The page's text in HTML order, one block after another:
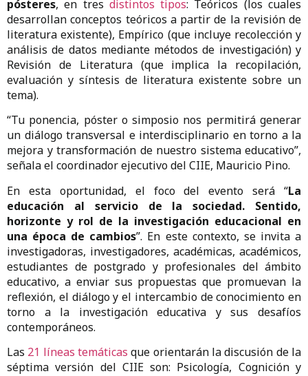
pósteres, en tres distintos tipos: Teóricos (los cuales
desarrollan conceptos teóricos a partir de la revisión de
literatura existente), Empírico (que incluye recolección y
análisis de datos mediante métodos de investigación) y
Revisión de Literatura (que implica la recopilación,
evaluación y síntesis de literatura existente sobre un
tema).
“Tu ponencia, póster o simposio nos permitirá generar
un diálogo transversal e interdisciplinario en torno a la
mejora y transformación de nuestro sistema educativo”,
señala el coordinador ejecutivo del CIIE, Mauricio Pino.
En esta oportunidad, el foco del evento será “La
educación al servicio de la sociedad. Sentido,
horizonte y rol de la investigación educacional en
una época de cambios”. En este contexto, se invita a
investigadoras, investigadores, académicas, académicos,
estudiantes de postgrado y profesionales del ámbito
educativo, a enviar sus propuestas que promuevan la
reflexión, el diálogo y el intercambio de conocimiento en
torno a la investigación educativa y sus desafíos
contemporáneos.
Las 21 líneas temáticas que orientarán la discusión de la
séptima versión del CIIE son: Psicología, Cognición y